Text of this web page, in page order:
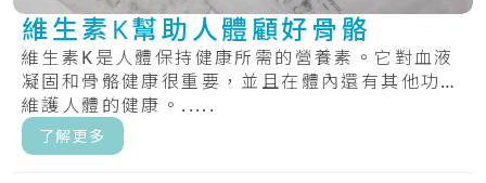
維生素K幫助人體顧好骨骼
維生素K是人體保持健康所需的營養素。它對血液
凝固和骨骼健康很重要，並且在體內還有其他功能
維護人體的健康。.....
了解更多